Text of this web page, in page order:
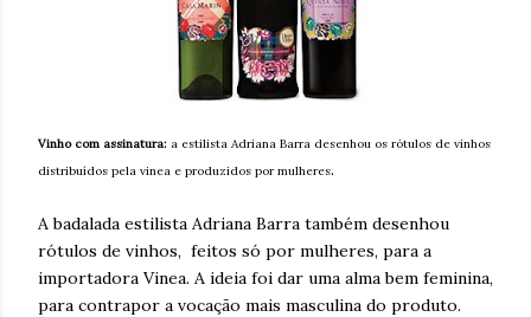
Vinho com assinatura: a estilista Adriana Barra desenhou os rótulos de vinhos
distribuídos pela vinea e produzidos por mulheres.
A badalada estilista Adriana Barra também desenhou
rótulos de vinhos, feitos só por mulheres, para a
importadora Vinea. A ideia foi dar uma alma bem feminina,
para contrapor a vocação mais masculina do produto.